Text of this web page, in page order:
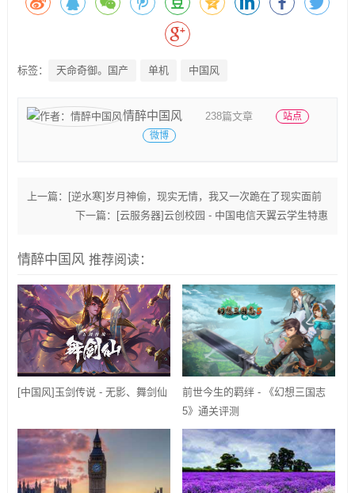
标签： 天命奇御。国产 单机 中国风
情醉中国风 238篇文章
站点
微博
上一篇：
[逆水寒]岁月神偷，现实无情，我又一次跪在了现实面前
下一篇：
[云服务器]云创校园 - 中国电信天翼云学生特惠
情醉中国风 推荐阅读：
[中国风]玉剑传说 - 无影、舞剑仙
前世今生的羁绊 - 《幻想三国志
5》通关评测